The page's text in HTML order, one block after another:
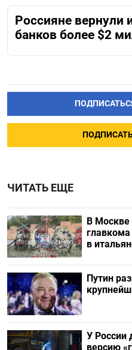
Россияне вернули
банков более $2
ЧИТАТЬ ЕЩЕ
В Москве
в
Путин
У России
версию